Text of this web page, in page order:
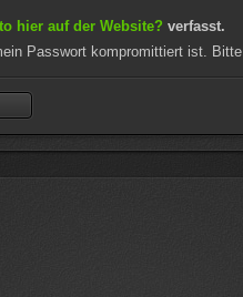
hier auf der Website? verfasst.
Passwort kompromittiert ist.